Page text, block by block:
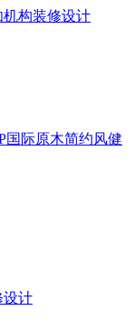
构装修设计
国际原木简约风健
设计